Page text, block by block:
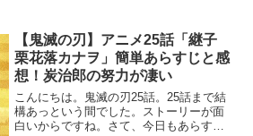
ンをトップで越えたのは総北高校スプリ
ンター、...
【鬼滅の刃】アニメ25話「継子
栗花落カナヲ」簡単あらすじと感
想！炭治郎の努力が凄い
こんにちは。鬼滅の刃25話。25話まで結
構あっという間でした。ストーリーが面
白いからですね。さて、今日もあらすじ